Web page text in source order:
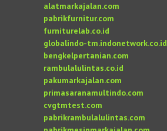
alatmarkajalan.com
pabrikfurnitur.com
furniturelab.co.id
globalindo-tm.indonetwork.co.id
bengkelpertanian.com
rambulalulintas.co.id
pakumarkajalan.com
primasaranamultindo.com
cvgtmtest.com
pabrikrambulalulintas.com